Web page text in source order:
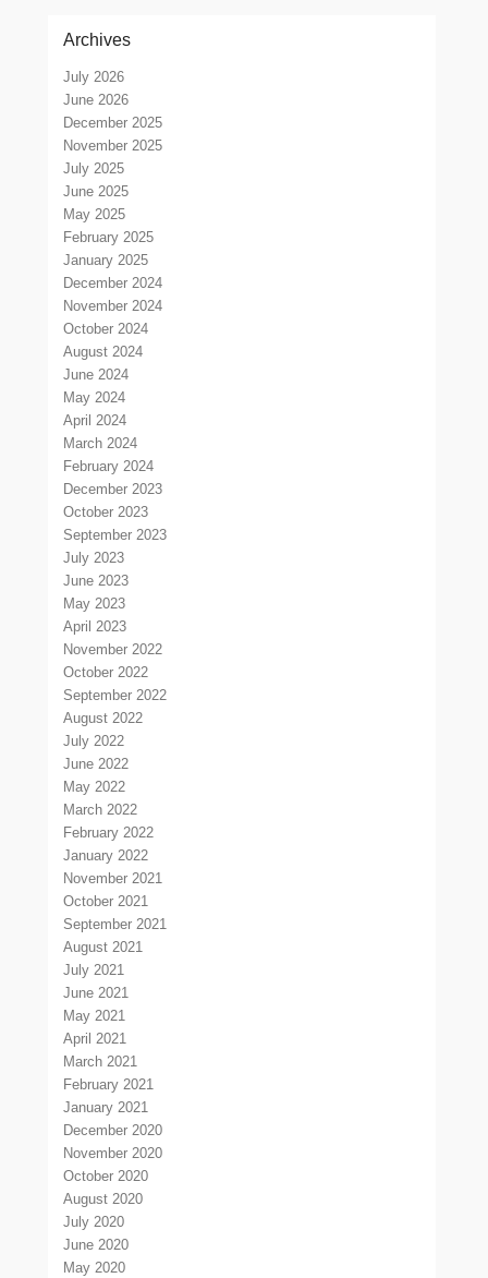
Archives
July 2026
June 2026
December 2025
November 2025
July 2025
June 2025
May 2025
February 2025
January 2025
December 2024
November 2024
October 2024
August 2024
June 2024
May 2024
April 2024
March 2024
February 2024
December 2023
October 2023
September 2023
July 2023
June 2023
May 2023
April 2023
November 2022
October 2022
September 2022
August 2022
July 2022
June 2022
May 2022
March 2022
February 2022
January 2022
November 2021
October 2021
September 2021
August 2021
July 2021
June 2021
May 2021
April 2021
March 2021
February 2021
January 2021
December 2020
November 2020
October 2020
August 2020
July 2020
June 2020
May 2020